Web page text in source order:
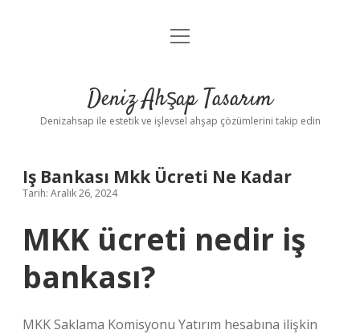
Anasayfa
Yasal Uyarı
menüyü
Deniz Ahşap Tasarım
Denizahsap ile estetik ve işlevsel ahşap çözümlerini takip edin
Iş Bankası Mkk Ücreti Ne Kadar
Tarih: Aralık 26, 2024
MKK ücreti nedir iş
bankası?
MKK Saklama Komisyonu Yatırım hesabına ilişkin